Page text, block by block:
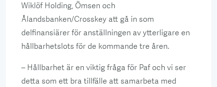
Wiklöf Holding, Ömsen och
Ålandsbanken/Crosskey att gå in som
delfinansiärer för anställningen av ytterligare en
hållbarhetslots för de kommande tre åren.
– Hållbarhet är en viktig fråga för Paf och vi ser
detta som ett bra tillfälle att samarbeta med